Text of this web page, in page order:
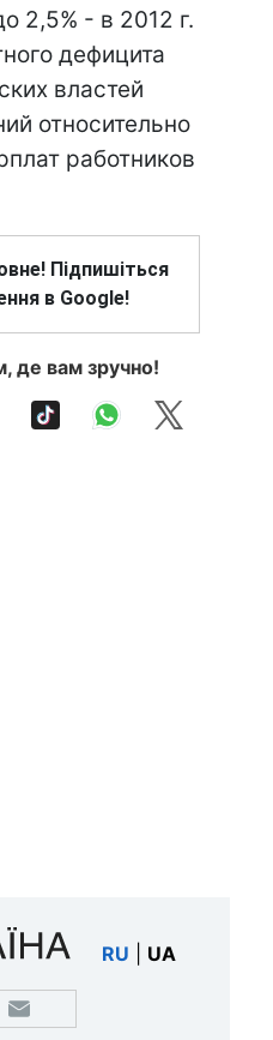
2,5% - в 2012 г.
дефицита
властей
относительно
работников
Підпишіться
в Google!
де вам зручно!
RU UA